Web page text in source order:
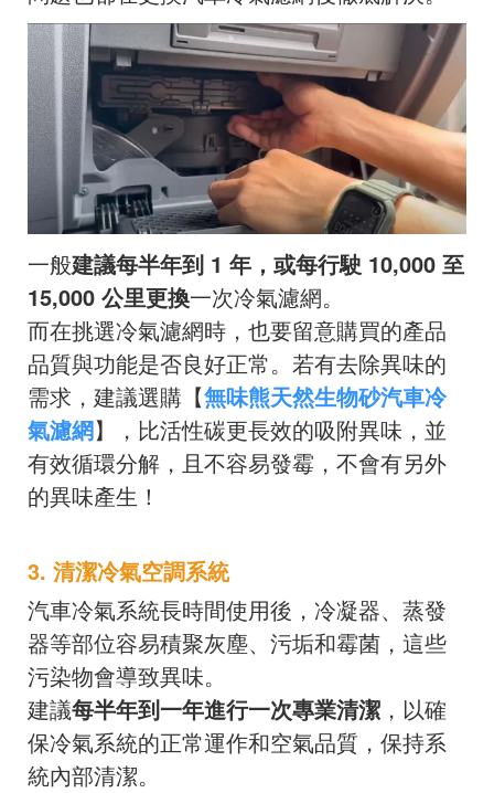
一般建議每半年到 1 年，或每行駛 10,000 至
15,000 公里更換一次冷氣濾網。
而在挑選冷氣濾網時，也要留意購買的產品
品質與功能是否良好正常。若有去除異味的
需求，建議選購【無味熊天然生物砂汽車冷
氣濾網】，比活性碳更長效的吸附異味，並
有效循環分解，且不容易發霉，不會有另外
的異味產生！
3. 清潔冷氣空調系統
汽車冷氣系統長時間使用後，冷凝器、蒸發
器等部位容易積聚灰塵、污垢和霉菌，這些
污染物會導致異味。
建議每半年到一年進行一次專業清潔 ，以確
保冷氣系統的正常運作和空氣品質，保持系
統內部清潔。